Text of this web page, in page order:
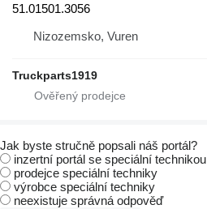
51.01501.3056
Nizozemsko, Vuren
Truckparts1919
Jak byste stručně popsali náš portál?
inzertní portál se speciální technikou
prodejce speciální techniky
výrobce speciální techniky
neexistuje správná odpověď